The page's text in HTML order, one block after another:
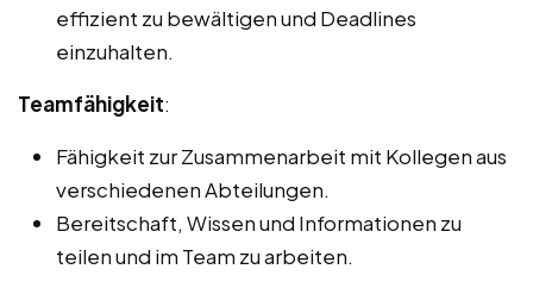
effizient zu bewältigen und Deadlines
einzuhalten.
Teamfähigkeit:
Fähigkeit zur Zusammenarbeit mit Kollegen aus
verschiedenen Abteilungen.
Bereitschaft, Wissen und Informationen zu
teilen und im Team zu arbeiten.